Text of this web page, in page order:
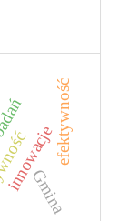
innowacje
Gmina
efektywność